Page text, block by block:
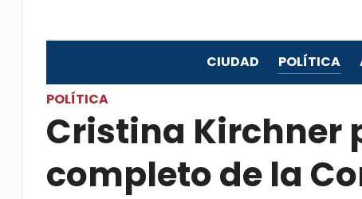
CIUDAD POLÍTICA
POLÍTICA
Cristina Kirchner
completo de la